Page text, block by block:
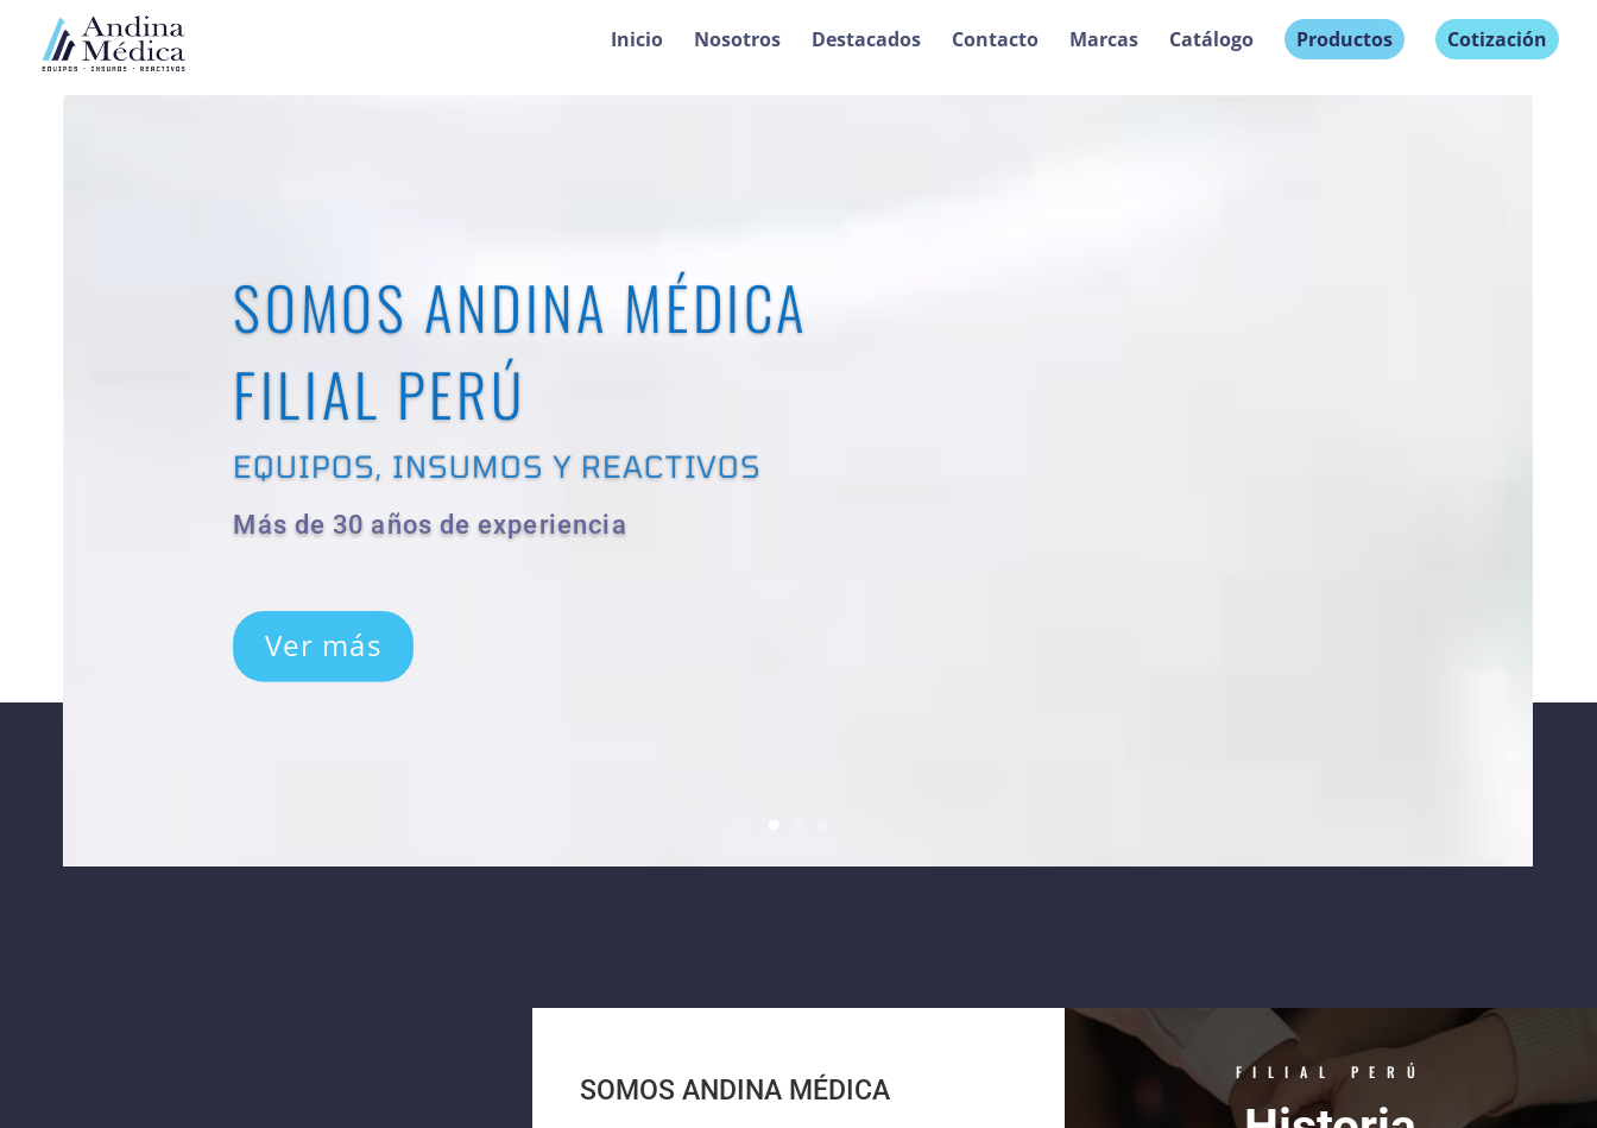
Inicio Nosotros Destacados Contacto Marcas Catálogo Productos Cotización
SOMOS ANDINA MÉDICA
FILIAL PERÚ
EQUIPOS, INSUMOS Y REACTIVOS
Más de 30 años de experiencia
Ver más
EQUIPOS, INSUMOS Y REACTIVOS
Más de 30 años de experiencia
SOMOS ANDINA MÉDICA
FILIAL PERÚ